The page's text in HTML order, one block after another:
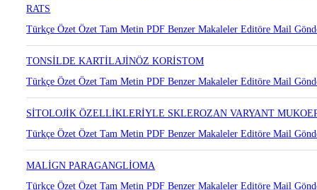
THE EFFECT OF NUTRITIONAL ANTIOXIDANT AGENTS ON
RATS
Türkçe ÖzetÖzetTam MetinPDFBenzer Makaleler
TONSİLDE KARTİLAJİNÖZ KORİSTOM
Türkçe ÖzetÖzetTam MetinPDFBenzer MakalelerEditöre Mail
SİTOLOJİK ÖZELLİKLERİYLE SKLEROZAN VARYANT
Türkçe ÖzetÖzetTam MetinPDF